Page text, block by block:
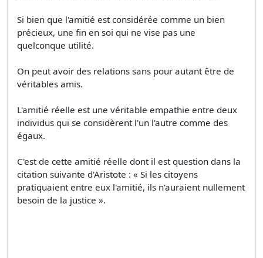
Si bien que l'amitié est considérée comme un bien
précieux, une fin en soi qui ne vise pas une
quelconque utilité.
On peut avoir des relations sans pour autant être de
véritables amis.
L'amitié réelle est une véritable empathie entre deux
individus qui se considèrent l'un l'autre comme des
égaux.
C'est de cette amitié réelle dont il est question dans la
citation suivante d'Aristote : « Si les citoyens
pratiquaient entre eux l'amitié, ils n'auraient nullement
besoin de la justice ».